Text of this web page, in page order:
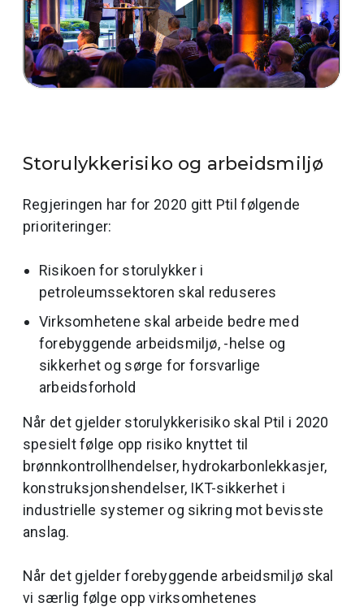
Storulykkerisiko og arbeidsmiljø
Regjeringen har for 2020 gitt Ptil følgende
prioriteringer:
Risikoen for storulykker i
petroleumssektoren skal reduseres
Virksomhetene skal arbeide bedre med
forebyggende arbeidsmiljø, -helse og
sikkerhet og sørge for forsvarlige
arbeidsforhold
Når det gjelder storulykkerisiko skal Ptil i 2020
spesielt følge opp risiko knyttet til
brønnkontrollhendelser, hydrokarbonlekkasjer,
konstruksjonshendelser, IKT-sikkerhet i
industrielle systemer og sikring mot bevisste
anslag.
Når det gjelder forebyggende arbeidsmiljø skal
vi særlig følge opp virksomhetenes